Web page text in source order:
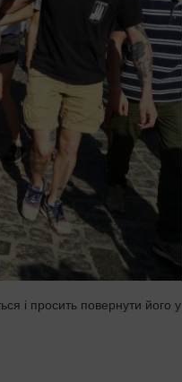
і просить повернути його у